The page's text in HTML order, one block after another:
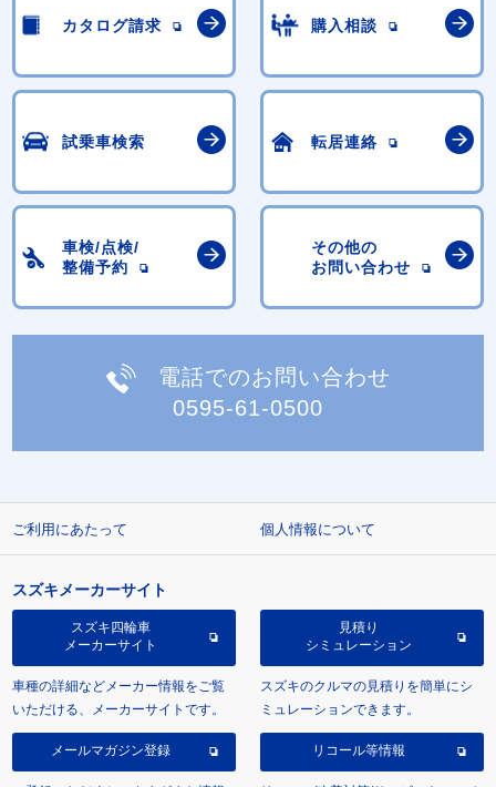
カタログ請求 購入相談
試乗車検索 転居連絡
車検/点検/
整備予約
その他の
お問い合わせ
電話でのお問い合わせ
0595-61-0500
ご利用にあたって 個人情報について
スズキメーカーサイト
スズキ四輪車
メーカーサイト
車種の詳細などメーカー情報をご覧
いただける、メーカーサイトです。
見積り
シミュレーション
スズキのクルマの見積りを簡単にシ
ミュレーションできます。
メールマガジン登録 リコール等情報